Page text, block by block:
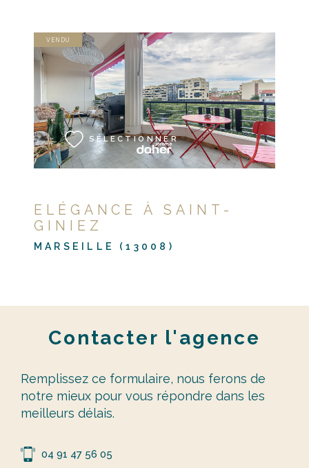
ELÉGANCE À SAINT-
GINIEZ
MARSEILLE (13008)
VENDU
SÉLECTIONNER
VOIR LE BIEN
Contacter l'agence
Remplissez ce formulaire, nous ferons de
notre mieux pour vous répondre dans les
meilleurs délais.
04 91 47 56 05